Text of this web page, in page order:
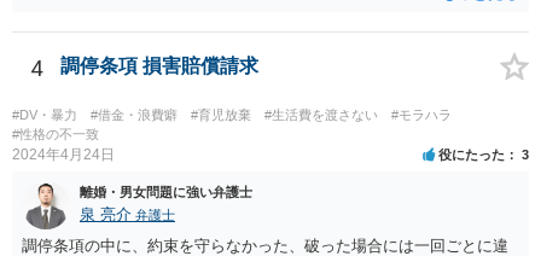
を考える必要があるでしょう。 ご自身で対応が難しければ弁護士を立
てた方が良いかと思われます。 調停においては、相手と直接会うとい
うことは基本的にないため、代理人とご本人と裁判所で話をしていく
形となります。
4 調停条項 損害賠償請求
#DV・暴力 #借金・浪費癖 #育児放棄 #生活費を渡さない
#モラハラ
#性格の不一致
2024年4月24日 役にたった 3
離婚・男女問題に強い弁護士
泉 亮介 弁護士
調停条項の中に、約束を守らなかった、破った場合には一回ごとに違